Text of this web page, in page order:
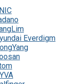
Everdigm